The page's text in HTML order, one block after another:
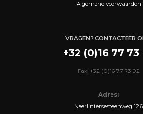
Algemene voorwaarden
VRAGEN? CONTACTEER
+32 (0)16 77 73
Fax: +32 (0)16 77 73 92
Adres:
Neerlintersesteenweg 126,